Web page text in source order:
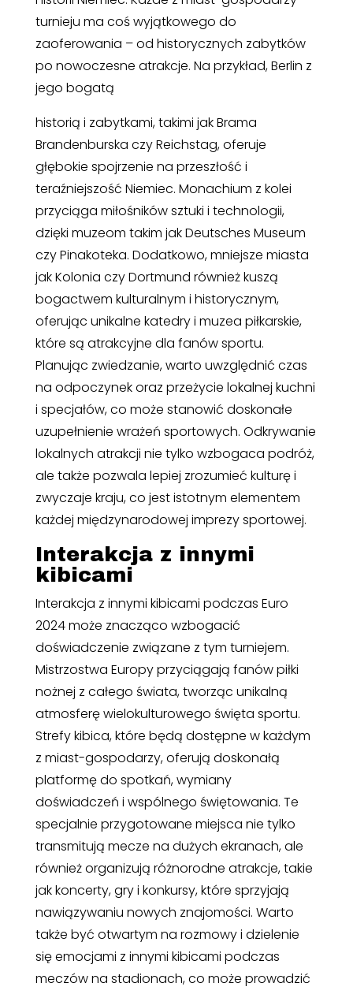
turnieju ma coś wyjątkowego do
zaoferowania – od historycznych zabytków
po nowoczesne atrakcje. Na przykład, Berlin z
jego bogatą
historią i zabytkami, takimi jak Brama
Brandenburska czy Reichstag, oferuje
głębokie spojrzenie na przeszłość i
teraźniejszość Niemiec. Monachium z kolei
przyciąga miłośników sztuki i technologii,
dzięki muzeom takim jak Deutsches Museum
czy Pinakoteka. Dodatkowo, mniejsze miasta
jak Kolonia czy Dortmund również kuszą
bogactwem kulturalnym i historycznym,
oferując unikalne katedry i muzea piłkarskie,
które są atrakcyjne dla fanów sportu.
Planując zwiedzanie, warto uwzględnić czas
na odpoczynek oraz przeżycie lokalnej kuchni
i specjałów, co może stanowić doskonałe
uzupełnienie wrażeń sportowych. Odkrywanie
lokalnych atrakcji nie tylko wzbogaca podróż,
ale także pozwala lepiej zrozumieć kulturę i
zwyczaje kraju, co jest istotnym elementem
każdej międzynarodowej imprezy sportowej.
Interakcja z innymi
kibicami
Interakcja z innymi kibicami podczas Euro
2024 może znacząco wzbogacić
doświadczenie związane z tym turniejem.
Mistrzostwa Europy przyciągają fanów piłki
nożnej z całego świata, tworząc unikalną
atmosferę wielokulturowego święta sportu.
Strefy kibica, które będą dostępne w każdym
z miast-gospodarzy, oferują doskonałą
platformę do spotkań, wymiany
doświadczeń i wspólnego świętowania. Te
specjalnie przygotowane miejsca nie tylko
transmitują mecze na dużych ekranach, ale
również organizują różnorodne atrakcje, takie
jak koncerty, gry i konkursy, które sprzyjają
nawiązywaniu nowych znajomości. Warto
także być otwartym na rozmowy i dzielenie
się emocjami z innymi kibicami podczas
meczów na stadionach, co może prowadzić